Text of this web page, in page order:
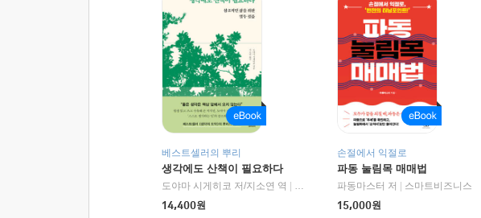
베스트셀러의 뿌리
생각에도 산책이 필요하다
도야마 시게히코 저/지소연 역
알에이치코리아(RHK)
14,400원
손절에서 익절로
파동 눌림목 매매법
파동마스터 저
스마트비즈니스
15,000원